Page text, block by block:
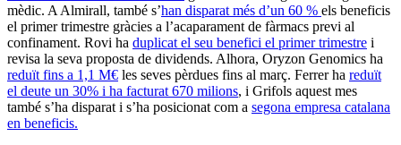
mèdic. A Almirall, també s’han disparat més d’un 60 % els beneficis
el primer trimestre gràcies a l’acaparament de fàrmacs previ al
confinament. Rovi ha duplicat el seu benefici el primer trimestre i
revisa la seva proposta de dividends. Alhora, Oryzon Genomics ha
reduït fins a 1,1 M€ les seves pèrdues fins al març. Ferrer ha reduït
el deute un 30% i ha facturat 670 milions, i Grifols aquest mes
també s’ha disparat i s’ha posicionat com a segona empresa catalana
en beneficis.